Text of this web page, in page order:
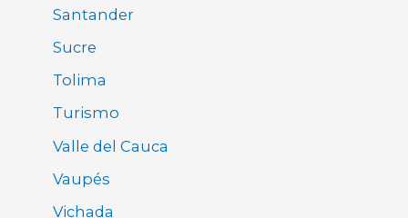
Santander
Sucre
Tolima
Turismo
Valle del Cauca
Vaupés
Vichada